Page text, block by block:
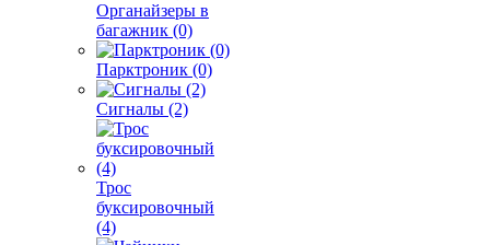
Органайзеры в
багажник (0)
Парктроник (0)
Сигналы (2)
Трос
буксировочный
(4)